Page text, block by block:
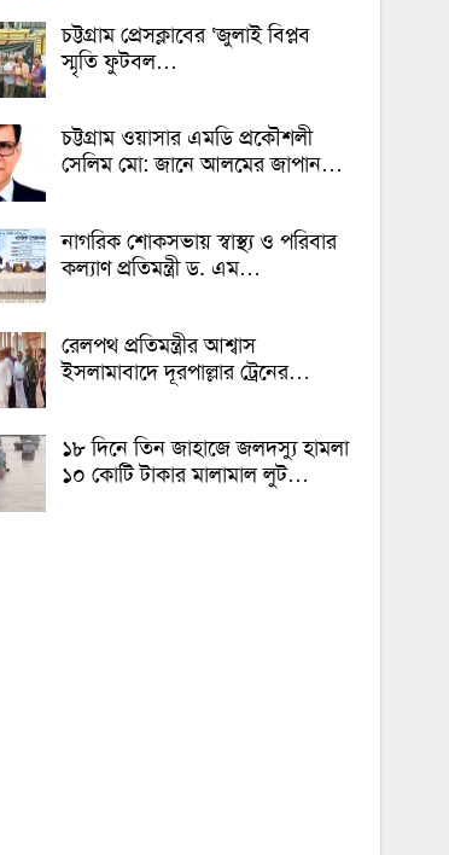
চট্টগ্রাম প্রেসক্লাবের ‘জুলাই বিপ্লব
স্মৃতি ফুটবল…
চট্টগ্রাম ওয়াসার এমডি প্রকৌশলী
সেলিম মো: জানে আলমের জাপান…
নাগরিক শোকসভায় স্বাস্থ্য ও পরিবার
কল্যাণ প্রতিমন্ত্রী ড. এম…
রেলপথ প্রতিমন্ত্রীর আশ্বাস
ইসলামাবাদে দূরপাল্লার ট্রেনের…
১৮ দিনে তিন জাহাজে জলদস্যু হামলা
১০ কোটি টাকার মালামাল লুট…